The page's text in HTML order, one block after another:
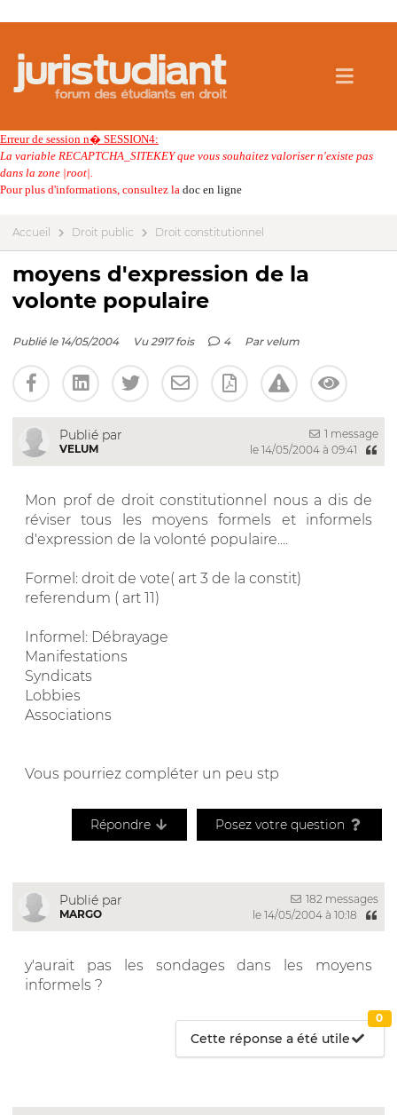
Erreur de session n� SESSION4:
La variable RECAPTCHA_SITEKEY que vous souhaitez valoriser n'existe pas
dans la zone |root|.
Pour plus d'informations, consultez la doc en ligne
Accueil Droit public Droit constitutionnel
moyens d'expression de la
volonte populaire
Publié le 14/05/2004 Vu 2917 fois 4 Par velum
Publié par
VELUM
1 message
le 14/05/2004 à 09:41
Mon prof de droit constitutionnel nous a dis de
réviser tous les moyens formels et informels
d'expression de la volonté populaire....
Formel: droit de vote( art 3 de la constit)
referendum ( art 11)
Informel: Débrayage
Manifestations
Syndicats
Lobbies
Associations
Vous pourriez compléter un peu stp
Répondre Posez votre question
Publié par
MARGO
182 messages
le 14/05/2004 à 10:18
y'aurait pas les sondages dans les moyens
informels ?
Cette réponse a été utile
0